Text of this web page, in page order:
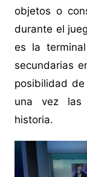
objetos o
durante el
es la
secundarias
posibilidad
una vez las
historia.